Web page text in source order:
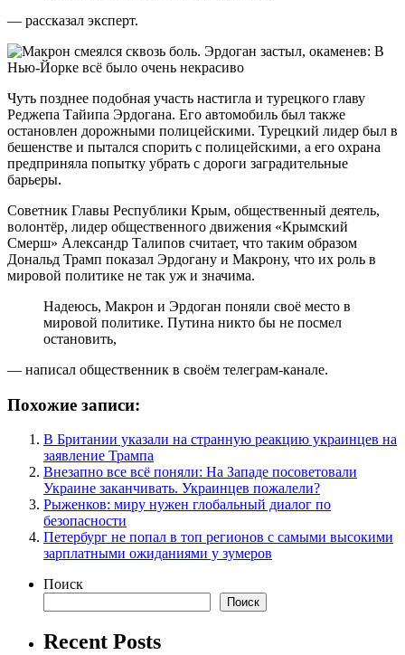
— рассказал эксперт.
Чуть позднее подобная участь настигла и турецкого главу
Реджепа Тайипа Эрдогана. Его автомобиль был также
остановлен дорожными полицейскими. Турецкий лидер был в
бешенстве и пытался спорить с полицейскими, а его охрана
предприняла попытку убрать с дороги заградительные
барьеры.
Советник Главы Республики Крым, общественный деятель,
волонтёр, лидер общественного движения «Крымский
Смерш» Александр Талипов считает, что таким образом
Дональд Трамп показал Эрдогану и Макрону, что их роль в
мировой политике не так уж и значима.
Надеюсь, Макрон и Эрдоган поняли своё место в
мировой политике. Путина никто бы не посмел
остановить,
— написал общественник в своём телеграм-канале.
Похожие записи:
В Британии указали на странную реакцию украинцев на
заявление Трампа
Внезапно все всё поняли: На Западе посоветовали
Украине заканчивать. Украинцев пожалели?
Рыженков: миру нужен глобальный диалог по
безопасности
Петербург не попал в топ регионов с самыми высокими
зарплатными ожиданиями у зумеров
Поиск
Поиск
Recent Posts